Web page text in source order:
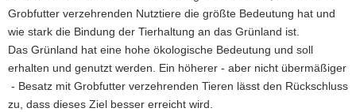
Grobfutter verzehrenden Nutztiere die größte Bedeutung hat und
wie stark die Bindung der Tierhaltung an das Grünland ist.
Das Grünland hat eine hohe ökologische Bedeutung und soll
erhalten und genutzt werden. Ein höherer - aber nicht übermäßiger
- Besatz mit Grobfutter verzehrenden Tieren lässt den Rückschluss
zu, dass dieses Ziel besser erreicht wird.